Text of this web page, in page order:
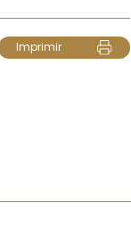
Imprimir